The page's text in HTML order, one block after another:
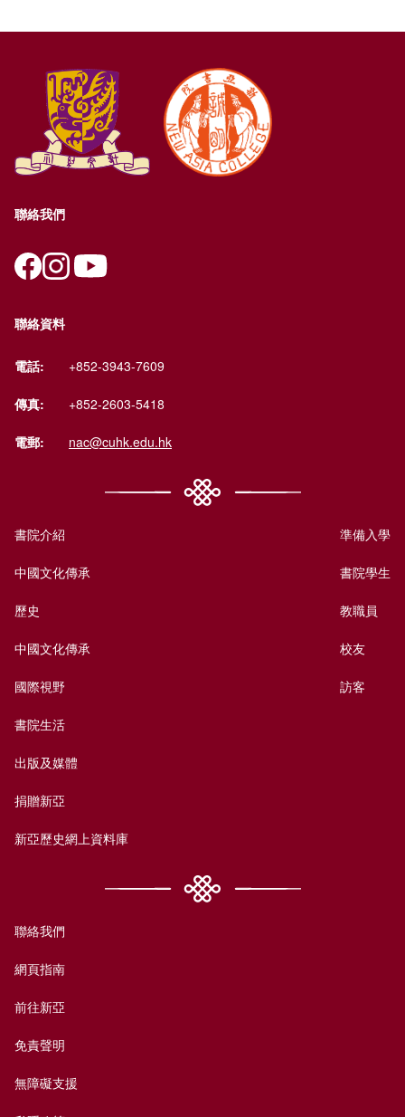
聯絡我們
聯絡資料
電話: +852-3943-7609
傳真: +852-2603-5418
電郵: nac@cuhk.edu.hk
書院介紹
中國文化傳承
歷史
中國文化傳承
國際視野
書院生活
出版及媒體
捐贈新亞
新亞歷史網上資料庫
準備入學
書院學生
教職員
校友
訪客
聯絡我們
網頁指南
前往新亞
免責聲明
無障礙支援